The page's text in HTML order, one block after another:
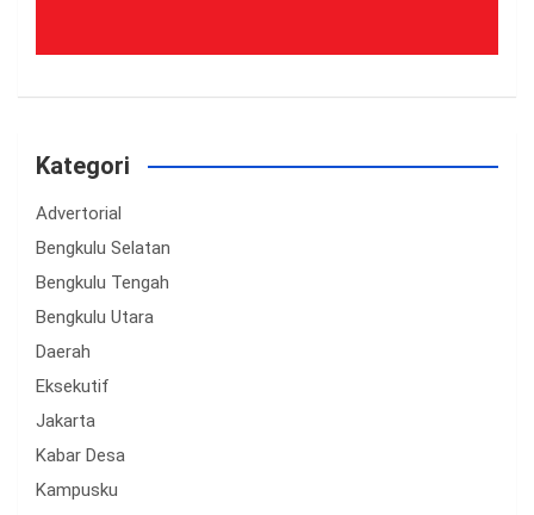
Kategori
Advertorial
Bengkulu Selatan
Bengkulu Tengah
Bengkulu Utara
Daerah
Eksekutif
Jakarta
Kabar Desa
Kampusku